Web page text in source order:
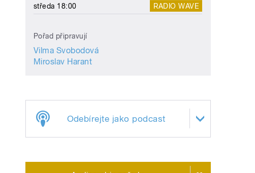
středa 18:00 RADIO WAVE
Pořad připravují
Vilma Svobodová
Miroslav Harant
Odebírejte jako podcast